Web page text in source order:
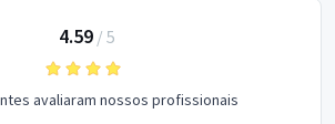
4.59/ 5
avaliaram nossos profissionais